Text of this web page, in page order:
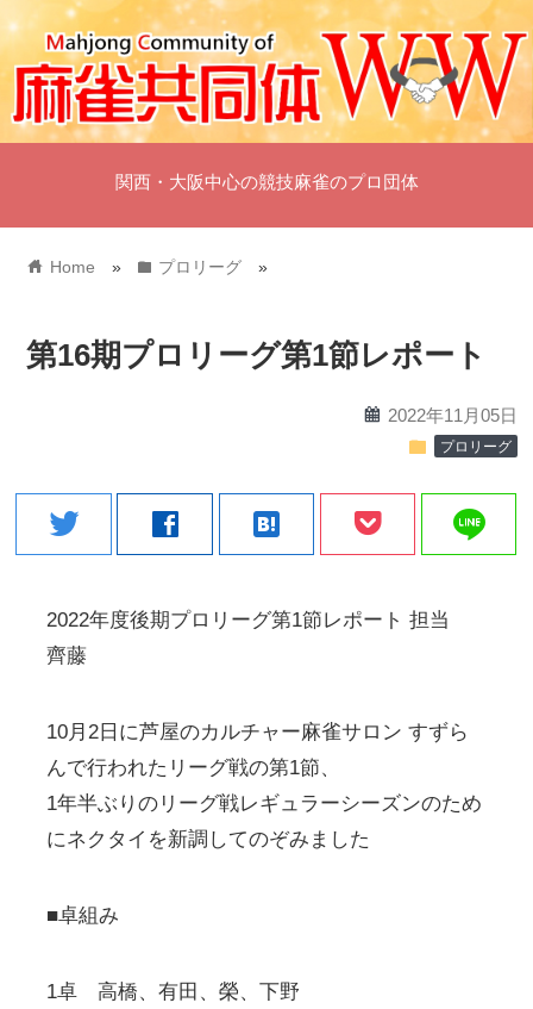
関西・大阪中心の競技麻雀のプロ団体
home Home » folder プロリーグ »
第16期プロリーグ第1節レポート
calendar 2022年11月05日
folder プロリーグ
twitter facebook hatenabookmark line
2022年度後期プロリーグ第1節レポート 担当
齊藤
10月2日に芦屋のカルチャー麻雀サロン すずら
んで行われたリーグ戦の第1節、
1年半ぶりのリーグ戦レギュラーシーズンのため
にネクタイを新調してのぞみました
■卓組み
1卓 高橋、有田、榮、下野